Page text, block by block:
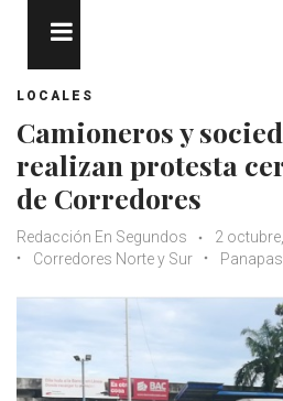
LOCALES
Camioneros y
realizan protesta
de Corredores
Redacción En Segundos 2
Corredores Norte y Sur